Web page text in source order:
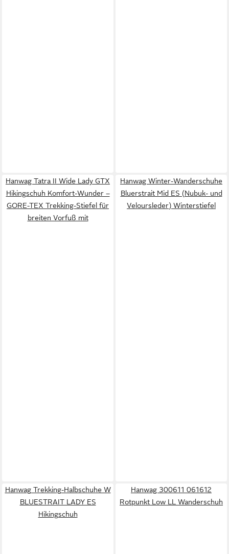
Hanwag Tatra II Wide Lady GTX
Hikingschuh Komfort-Wunder –
GORE-TEX Trekking-Stiefel für
breiten Vorfuß mit
Hanwag Winter-Wanderschuhe
Bluerstrait Mid ES (Nubuk- und
Veloursleder) Winterstiefel
Hanwag Trekking-Halbschuhe W
BLUESTRAIT LADY ES
Hikingschuh
Hanwag 300611 061612
Rotpunkt Low LL Wanderschuh